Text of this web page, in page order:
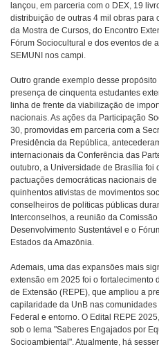
lançou, em parceria com o DEX, 19
distribuição de outras 4 mil obras para
da Mostra de Cursos, do Encontro
Fórum Sociocultural e dos eventos de
SEMUNI nos campi.
Outro grande exemplo desse propósito
presença de cinquenta estudantes
linha de frente da viabilização de
nacionais. As ações da Participação
30, promovidas em parceria com a
Presidência da República,
internacionais da Conferência das
outubro, a Universidade de Brasília foi
pactuações democráticas nacionais de
quinhentos ativistas de movimentos
conselheiros de políticas públicas
Interconselhos, a reunião da
Desenvolvimento Sustentável e o
Estados da Amazônia.
Ademais, uma das expansões mais
extensão em 2025 foi o fortalecimento
de Extensão (REPE), que ampliou a
capilaridade da UnB nas comunidades
Federal e entorno. O Edital REPE
sob o lema "Saberes Engajados por
Socioambiental". Atualmente, há